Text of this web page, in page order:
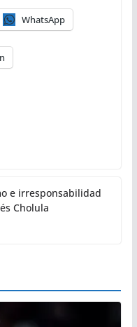
WhatsApp
e irresponsabilidad
Cholula